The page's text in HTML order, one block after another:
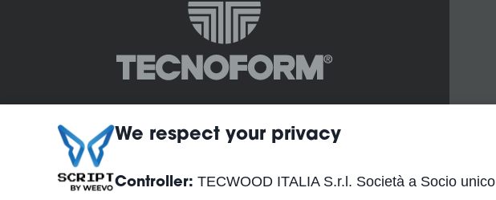
We respect your privacy
Controller: TECWOOD ITALIA S.r.l. Società a Socio unico